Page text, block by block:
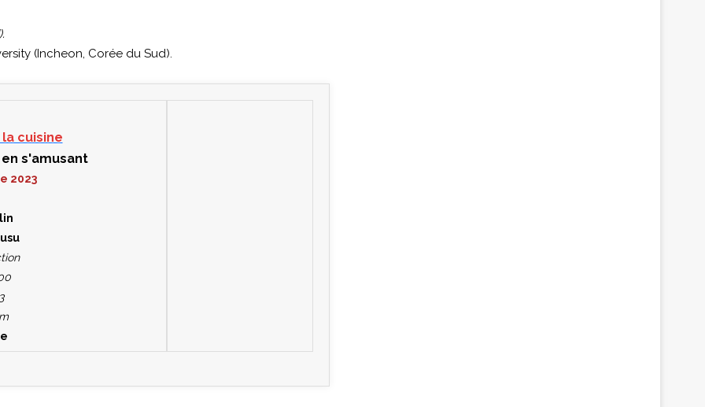
(Incheon, Corée du Sud).
cuisine
s'amusant
2023